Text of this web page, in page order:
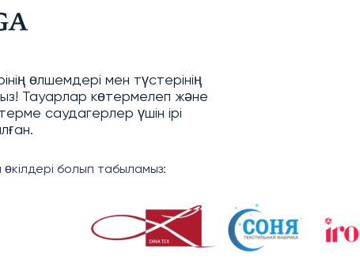
өлшемдері мен түстерінің
Тауарлар көтермелеп және
саудагерлер үшін ірі
болып табыламыз: